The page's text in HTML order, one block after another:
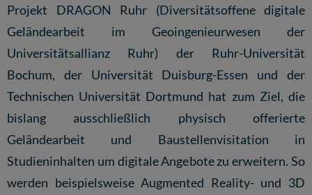
Projekt DRAGON Ruhr (Diversitätsoffene digitale
Geländearbeit im Geoingenieurwesen der
Universitätsallianz Ruhr) der Ruhr-Universität
Bochum, der Universität Duisburg-Essen und der
Technischen Universität Dortmund hat zum Ziel, die
bislang ausschließlich physisch offerierte
Geländearbeit und Baustellenvisitation in
Studieninhalten um digitale Angebote zu erweitern. So
werden beispielsweise Augmented Reality- und 3D